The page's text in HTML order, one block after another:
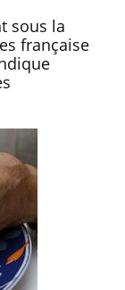
sous la
française